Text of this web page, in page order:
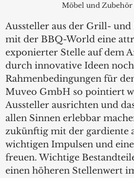
Möbel und
Aussteller aus der Grill-
mit der BBQ-World eine
exponierter Stelle auf dem
durch innovative Ideen
Rahmenbedingungen für
Muveo GmbH so pointiert
Aussteller ausrichten und
allen Sinnen erlebbar
zukünftig mit der gardiente
wichtigen Impulsen und
freuen. Wichtige
einen höheren Stellenwert